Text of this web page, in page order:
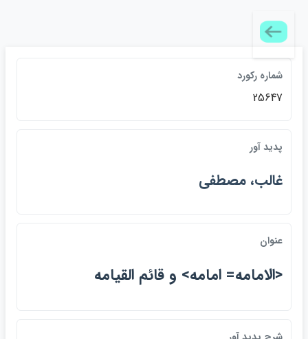
شماره ركورد
25647
پديد آور
غالب، مصطفي
عنوان
<الامامه= امامه> و قائم القيامه